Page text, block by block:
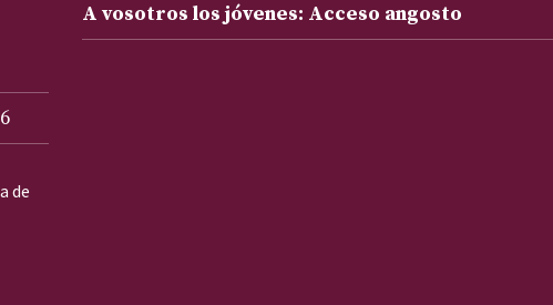
A vosotros los jóvenes: Acceso angosto
de